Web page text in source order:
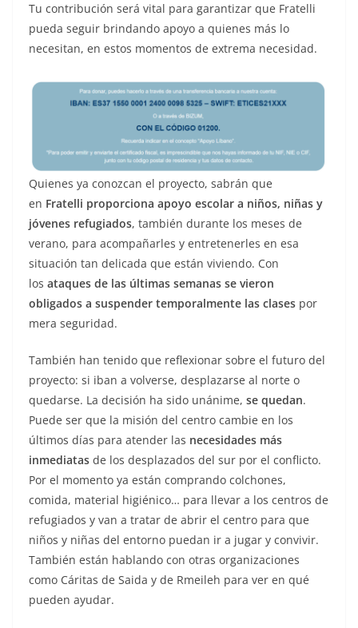
Tu contribución será vital para garantizar que Fratelli
pueda seguir brindando apoyo a quienes más lo
necesitan, en estos momentos de extrema necesidad.
Quienes ya conozcan el proyecto, sabrán que
en Fratelli proporciona apoyo escolar a niños, niñas y
jóvenes refugiados, también durante los meses de
verano, para acompañarles y entretenerles en esa
situación tan delicada que están viviendo. Con
los ataques de las últimas semanas se vieron
obligados a suspender temporalmente las clases por
mera seguridad.
También han tenido que reflexionar sobre el futuro del
proyecto: si iban a volverse, desplazarse al norte o
quedarse. La decisión ha sido unánime, se quedan.
Puede ser que la misión del centro cambie en los
últimos días para atender las necesidades más
inmediatas de los desplazados del sur por el conflicto.
Por el momento ya están comprando colchones,
comida, material higiénico… para llevar a los centros de
refugiados y van a tratar de abrir el centro para que
niños y niñas del entorno puedan ir a jugar y convivir.
También están hablando con otras organizaciones
como Cáritas de Saida y de Rmeileh para ver en qué
pueden ayudar.